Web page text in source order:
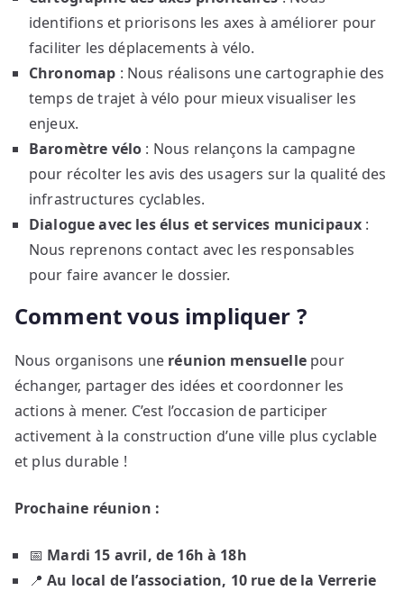
identifions et priorisons les axes à améliorer pour
faciliter les déplacements à vélo.
Chronomap : Nous réalisons une cartographie des
temps de trajet à vélo pour mieux visualiser les
enjeux.
Baromètre vélo : Nous relançons la campagne
pour récolter les avis des usagers sur la qualité des
infrastructures cyclables.
Dialogue avec les élus et services municipaux :
Nous reprenons contact avec les responsables
pour faire avancer le dossier.
Comment vous impliquer ?
Nous organisons une réunion mensuellepour
échanger, partager des idées et coordonner les
actions à mener. C’est l’occasion de participer
activement à la construction d’une ville plus cyclable
et plus durable !
Prochaine réunion :
📅 Mardi 15 avril, de 16h à 18h
📍Au local de l’association, 10 rue de la Verrerie